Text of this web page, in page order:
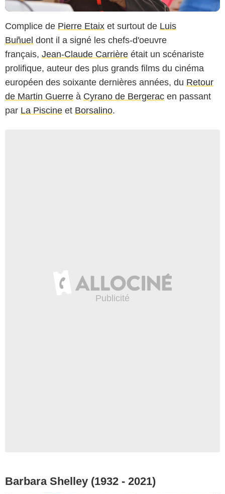
Complice de Pierre Etaix et surtout de Luis
Buñuel dont il a signé les chefs-d'oeuvre
français, Jean-Claude Carrière était un scénariste
prolifique, auteur des plus grands films du cinéma
européen des soixante dernières années, du Retour
de Martin Guerre à Cyrano de Bergerac en passant
par La Piscine et Borsalino.
Barbara Shelley (1932 - 2021)